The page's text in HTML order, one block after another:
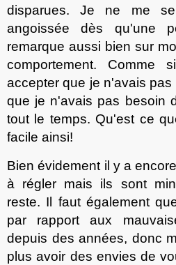
disparues. Je ne me
angoissée dès qu'une
remarque aussi bien sur
comportement. Comme
accepter que je n'avais
que je n'avais pas besoin
tout le temps. Qu'est ce
facile ainsi!
Bien évidement il y a
à régler mais ils sont
reste. Il faut également
par rapport aux
depuis des années, donc
plus avoir des envies de